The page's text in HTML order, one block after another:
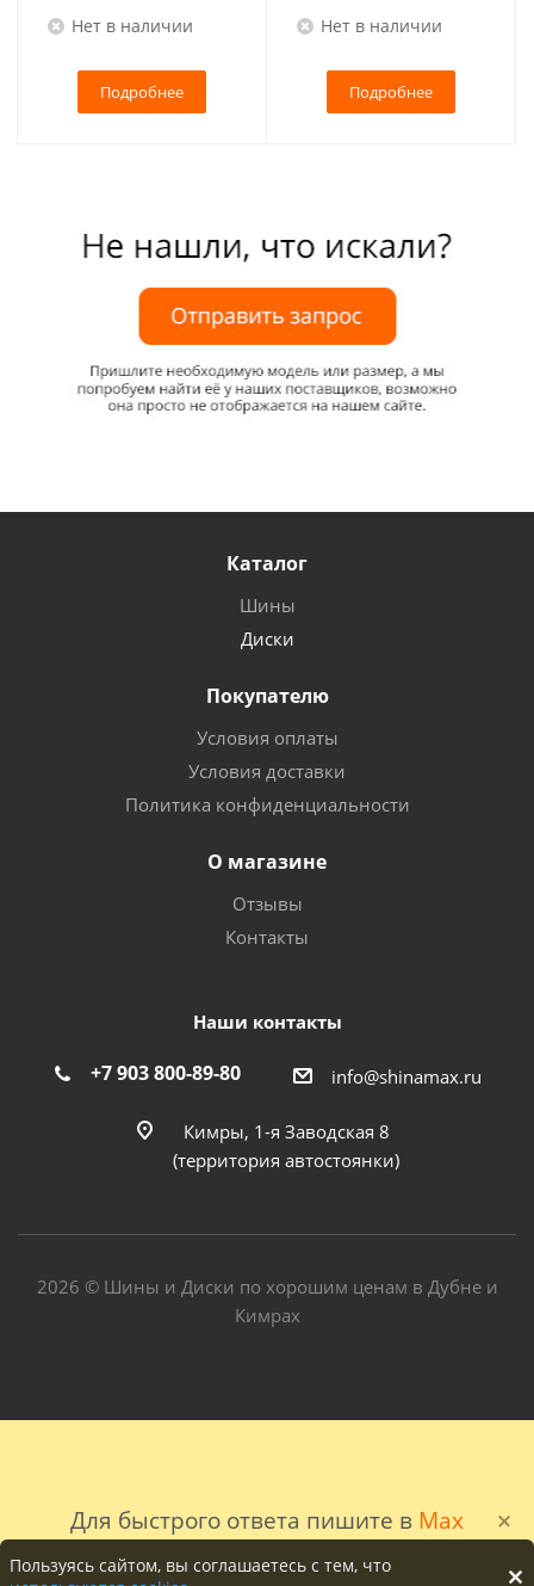
Для быстрого ответа пишите в Max
Нет в наличии
Подробнее
Нет в наличии
Подробнее
Каталог
Шины
Диски
Покупателю
Условия оплаты
Условия доставки
Политика конфиденциальности
О магазине
Отзывы
Контакты
Наши контакты
+7 903 800-89-80 info@shinamax.ru
Кимры, 1-я Заводская 8
(территория автостоянки)
2026 © Шины и Диски по хорошим ценам в Дубне и
Кимрах
Пользуясь сайтом, вы соглашаетесь с тем, что